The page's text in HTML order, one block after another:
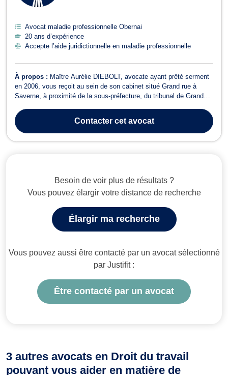
Avocat maladie professionnelle Obernai
20 ans d’expérience
Accepte l’aide juridictionnelle en maladie professionnelle
À propos : Maître Aurélie DIEBOLT, avocate ayant prêté serment
en 2006, vous reçoit au sein de son cabinet situé Grand rue à
Saverne, à proximité de la sous-préfecture, du tribunal de Grande
secondaire est situé Place des Fines Herbes à Obernai, au centre
ville, non loin de la ...Contactercet avocat
Besoin de voir plus de résultats ?
Vous pouvez élargir votre distance de recherche
Élargir ma recherche
Vous pouvez aussi être contacté par un avocat sélectionné
par Justifit :
Être contacté par un avocat
3 autres avocats en Droit du travail
pouvant vous aider en matière de